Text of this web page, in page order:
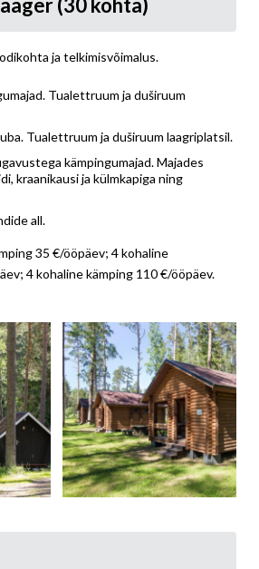
(30 kohta)
ja telkimisvõimalus.
Tualettruum ja duširuum
Tualettruum ja duširuum laagriplatsil.
kämpingumajad. Majades
kraanikausi ja külmkapiga ning
all.
35 €/ööpäev; 4 kohaline
4 kohaline kämping 110 €/ööpäev.